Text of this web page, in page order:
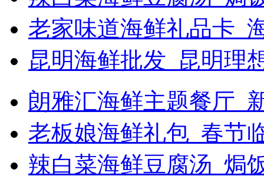
老家味道海鲜礼品卡_
昆明海鲜批发_昆明理
朗雅汇海鲜主题餐厅_
老板娘海鲜礼包_春节
辣白菜海鲜豆腐汤_焗